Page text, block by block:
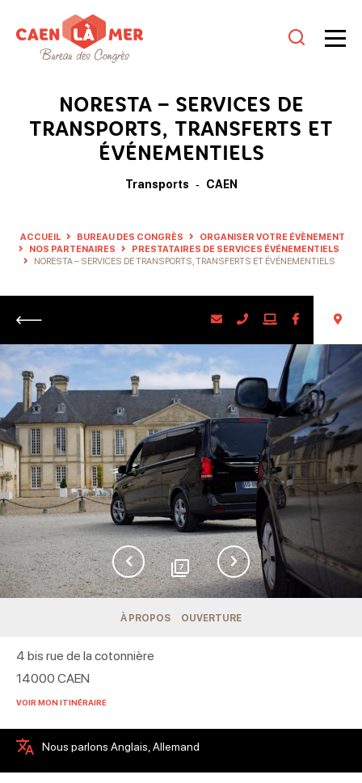
mer
Tourisme
NORESTA – SERVICES DE
TRANSPORTS, TRANSFERTS ET
ÉVÉNEMENTIELS
Transports CAEN
ACCUEIL BUREAU DES CONGRÈS
ORGANISER VOTRE ÉVÈNEMENT
NOS PARTENAIRES
PRESTATAIRES DE SERVICES ÉVÉNEMENTIELS
NORESTA – SERVICES DE TRANSPORTS, TRANSFERTS ET ÉVÉNEMENTIELS
Retour
7
À PROPOS OUVERTURE
4 bis rue de la cotonnière
14000 CAEN
VOIR MON ITINÉRAIRE
Nous parlons Anglais, Allemand